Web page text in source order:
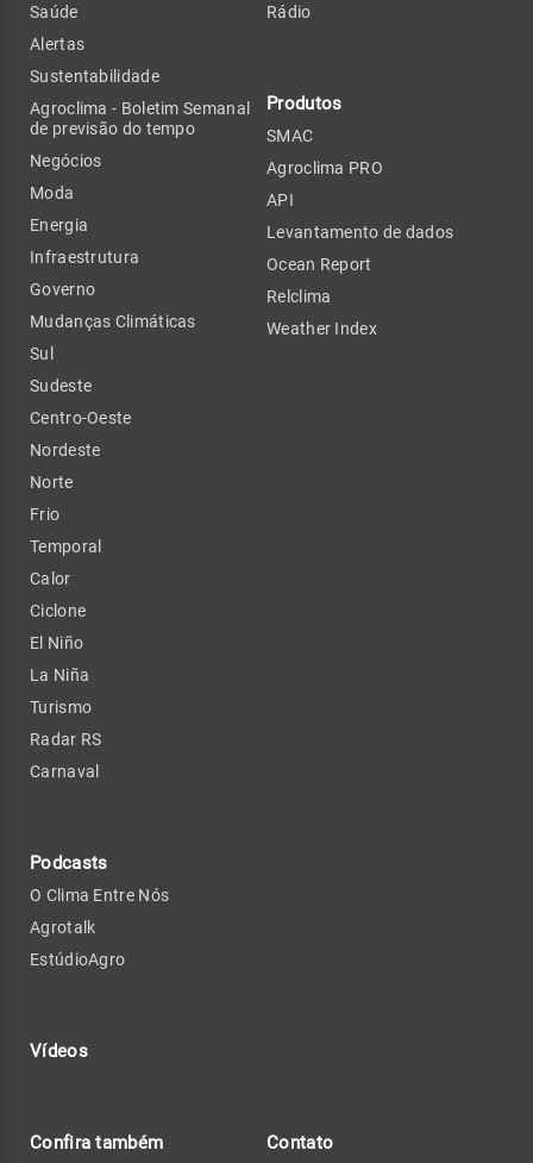
Saúde
Alertas
Sustentabilidade
Agroclima - Boletim Semanal
de previsão do tempo
Negócios
Moda
Energia
Infraestrutura
Governo
Mudanças Climáticas
Sul
Sudeste
Centro-Oeste
Nordeste
Norte
Frio
Temporal
Calor
Ciclone
El Niño
La Niña
Turismo
Radar RS
Carnaval
Podcasts
O Clima Entre Nós
Agrotalk
EstúdioAgro
Vídeos
Rádio
Produtos
SMAC
Agroclima PRO
API
Levantamento de dados
Ocean Report
Relclima
Weather Index
Confira também Contato